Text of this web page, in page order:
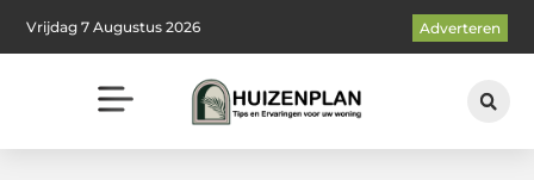
Vrijdag 7 Augustus 2026 Adverteren